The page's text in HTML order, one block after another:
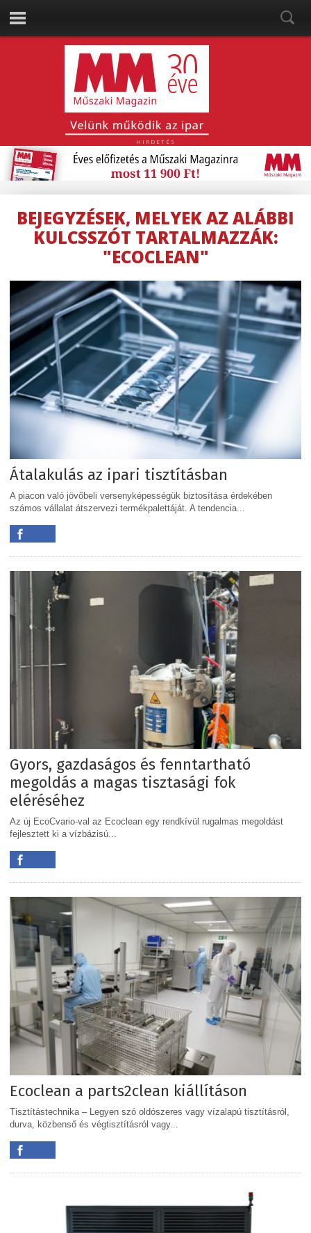
HIRDETÉS
BEJEGYZÉSEK, MELYEK AZ ALÁBBI
KULCSSZÓT TARTALMAZZÁK:
"ECOCLEAN"
Átalakulás az ipari tisztításban
A piacon való jövőbeli versenyképességük biztosítása érdekében
számos vállalat átszervezi termékpalettáját. A tendencia...
Gyors, gazdaságos és fenntartható
megoldás a magas tisztasági fok
eléréséhez
Az új EcoCvario-val az Ecoclean egy rendkívül rugalmas megoldást
fejlesztett ki a vízbázisú...
Ecoclean a parts2clean kiállításon
Tisztítástechnika – Legyen szó oldószeres vagy vízalapú tisztításról,
durva, közbenső és végtisztításról vagy...